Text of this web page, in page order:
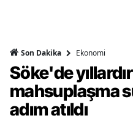
Son Dakika Ekonomi
Söke'de
mahsuplaşma
adım atıldı